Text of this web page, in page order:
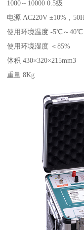
1000～10000 0.5级
电源 AC220V ±10%，
使用环境温度 -5℃～40℃
使用环境湿度 ＜85%
体积 430×320×215mm3
重量 8Kg